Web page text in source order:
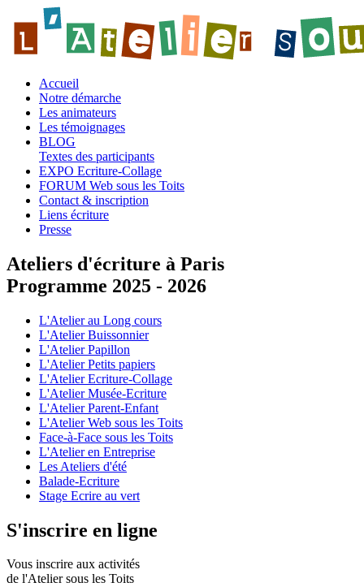
Accueil
Notre démarche
Les animateurs
Les témoignages
BLOG
Textes des participants
EXPO Ecriture-Collage
FORUM Web sous les Toits
Contact & inscription
Liens écriture
Presse
Ateliers d'écriture à Paris
Programme 2025 - 2026
L'Atelier au Long cours
L'Atelier Buissonnier
L'Atelier Papillon
L'Atelier Petits papiers
L'Atelier Ecriture-Collage
L'Atelier Musée-Ecriture
L'Atelier Parent-Enfant
L'Atelier Web sous les Toits
Face-à-Face sous les Toits
L'Atelier en Entreprise
Les Ateliers d'été
Balade-Ecriture
Stage Ecrire au vert
S'inscrire en ligne
Vous inscrire aux activités
de l'Atelier sous les Toits